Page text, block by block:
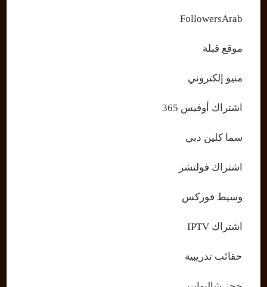
FollowersArab
موقع قبلة
منيو إلكتروني
اشتراك أوفيس 365
سما كلين دبي
اشتراك فولتشر
وسيط فوركس
اشتراك IPTV
حقائب تدريبية